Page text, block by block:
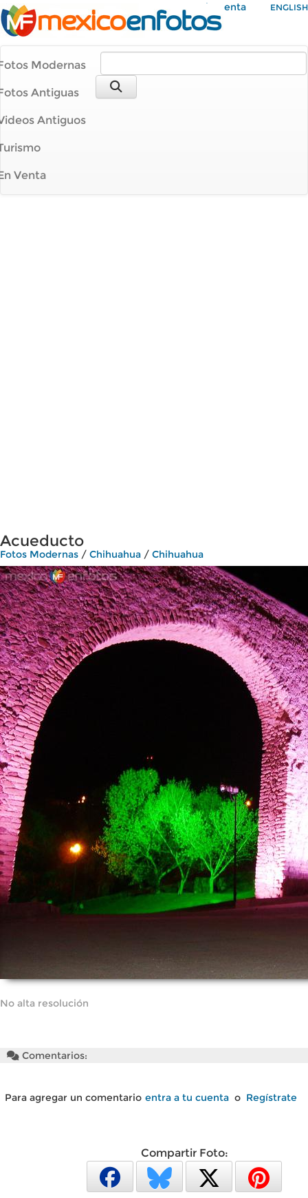
Mi Cuenta ENGLISH
Modernas
Antiguas
Antiguos
Venta
Acueducto
Fotos Modernas / Chihuahua / Chihuahua
No alta resolución
Comentarios:
Para agregar un comentario entra a tu cuenta o Regístrate
Compartir Foto: